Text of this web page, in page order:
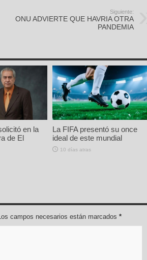
Siguiente:
ONU ADVIERTE QUE HAVRIA OTRA
PANDEMIA
en la
de El
La FIFA presentó su once
ideal de este mundial
10 días atras
campos necesarios están marcados *